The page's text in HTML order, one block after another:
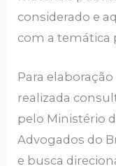
considerado e
com a temática
Para
realizada
pelo Ministério
Advogados do
e busca